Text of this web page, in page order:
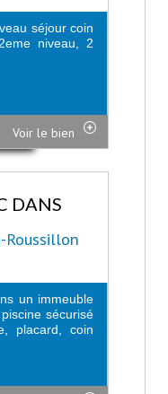
séjour coin
niveau, 2
Voir le bien
DANS
Roussillon
un immeuble
sécurisé
placard, coin